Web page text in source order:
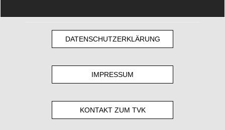
DATENSCHUTZERKLÄRUNG
IMPRESSUM
KONTAKT ZUM TVK